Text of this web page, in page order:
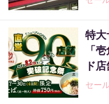
特大
「
ド
セー